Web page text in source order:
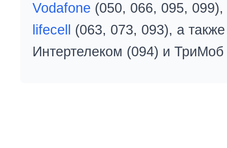
Vodafone (050, 066, 095, 099),
lifecell
(063, 073, 093), а
Интертелеком (094) и ТриМоб